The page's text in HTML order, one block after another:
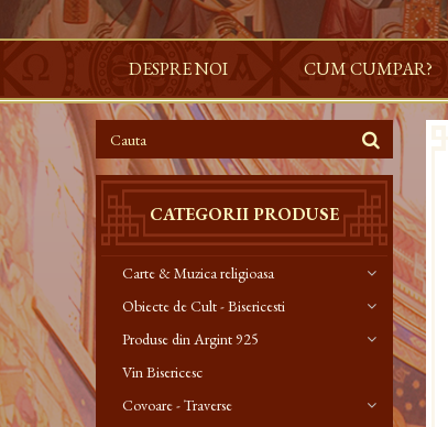
DESPRE NOI CUM CUMPAR?
CATEGORII PRODUSE
Carte & Muzica religioasa
Obiecte de Cult - Bisericesti
Produse din Argint 925
Vin Bisericesc
Covoare - Traverse